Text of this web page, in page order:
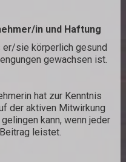
in und Haftung
er/sie körperlich gesund
gewachsen ist.
hat zur Kenntnis
der aktiven Mitwirkung
kann, wenn jeder
leistet.